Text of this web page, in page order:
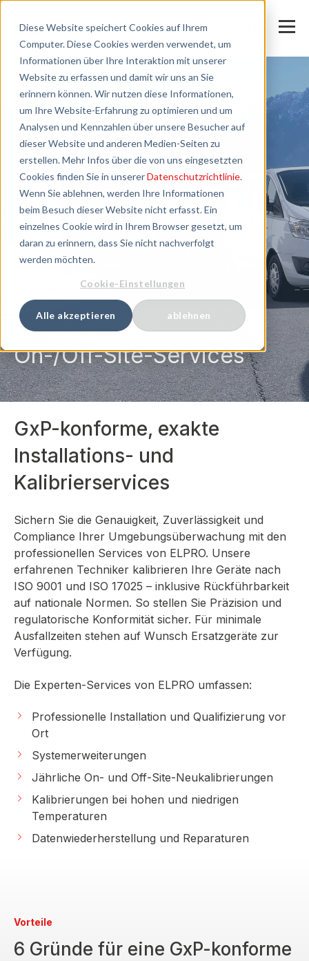
Diese Website speichert Cookies auf Ihrem
Computer. Diese Cookies werden verwendet, um
Informationen über Ihre Interaktion mit unserer
Website zu erfassen und damit wir uns an Sie
erinnern können. Wir nutzen diese Informationen,
um Ihre Website-Erfahrung zu optimieren und um
Analysen und Kennzahlen über unsere Besucher auf
dieser Website und anderen Medien-Seiten zu
erstellen. Mehr Infos über die von uns eingesetzten
Cookies finden Sie in unsererDatenschutzrichtlinie.
Wenn Sie ablehnen, werden Ihre Informationen
beim Besuch dieser Website nicht erfasst. Ein
einzelnes Cookie wird in Ihrem Browser gesetzt, um
daran zu erinnern, dass Sie nicht nachverfolgt
werden möchten.
Cookie-Einstellungen
Alle akzeptieren ablehnen
On-/Off-Site-Services
GxP-konforme, exakte
Installations- und
Kalibrierservices
Sichern Sie die Genauigkeit, Zuverlässigkeit und
Compliance Ihrer Umgebungsüberwachung mit den
professionellen Services von ELPRO. Unsere
erfahrenen Techniker kalibrieren Ihre Geräte nach
ISO 9001 und ISO 17025 – inklusive Rückführbarkeit
auf nationale Normen. So stellen Sie Präzision und
regulatorische Konformität sicher. Für minimale
Ausfallzeiten stehen auf Wunsch Ersatzgeräte zur
Verfügung.
Die Experten-Services von ELPRO umfassen:
Professionelle Installation und Qualifizierung vor
Ort
Systemerweiterungen
Jährliche On- und Off-Site-Neukalibrierungen
Kalibrierungen bei hohen und niedrigen
Temperaturen
Datenwiederherstellung und Reparaturen
Vorteile
6 Gründe für eine GxP-konforme